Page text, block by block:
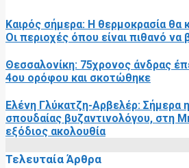
Καιρός σήμερα: Η θερμοκρασία θα
Οι περιοχές όπου είναι πιθανό να
Θεσσαλονίκη: 75χρονος άνδρας
4ου ορόφου και σκοτώθηκε
Ελένη Γλύκατζη-Αρβελέρ: Σήμερα
σπουδαίας βυζαντινολόγου, στη
εξόδιος ακολουθία
Τελευταία Άρθρα